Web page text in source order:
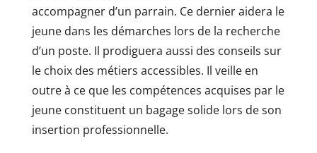
accompagner d’un parrain. Ce dernier aidera le
jeune dans les démarches lors de la recherche
d’un poste. Il prodiguera aussi des conseils sur
le choix des métiers accessibles. Il veille en
outre à ce que les compétences acquises par le
jeune constituent un bagage solide lors de son
insertion professionnelle.